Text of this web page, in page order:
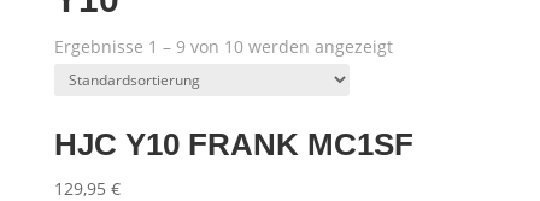
Ergebnisse 1 – 9 von 10 werden angezeigt
HJC Y10 FRANK MC1SF
129,95 €